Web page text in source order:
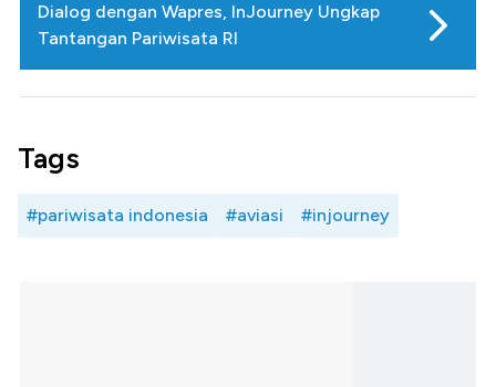
Dialog dengan Wapres, InJourney Ungkap
Tantangan Pariwisata RI
Tags
#pariwisata indonesia #aviasi #injourney